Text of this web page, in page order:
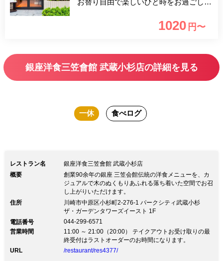
お替り自由で楽しいひと時をお過ごしく
1020 円〜
銀座洋食三笠會館 武蔵小杉店の詳細を見る
一休 食べログ
レストラン名
銀座洋食三笠會館 武蔵小杉店
概要
創業90余年の銀座 三笠会館伝統の洋食メニューを、カ
ジュアルで木のぬくもりあふれる落ち着いた空間でお召
し上がりいただけます。
住所
川崎市中原区小杉町2-276-1 パークシティ武蔵小杉
ザ・ガーデンタワーズイースト 1F
電話番号
044-299-6571
営業時間
11:00 ～ 21:00（20:00） テイクアウトお受け取りの最
終受付はラストオーダーのお時間になります。
URL
/restaurant/res4377/